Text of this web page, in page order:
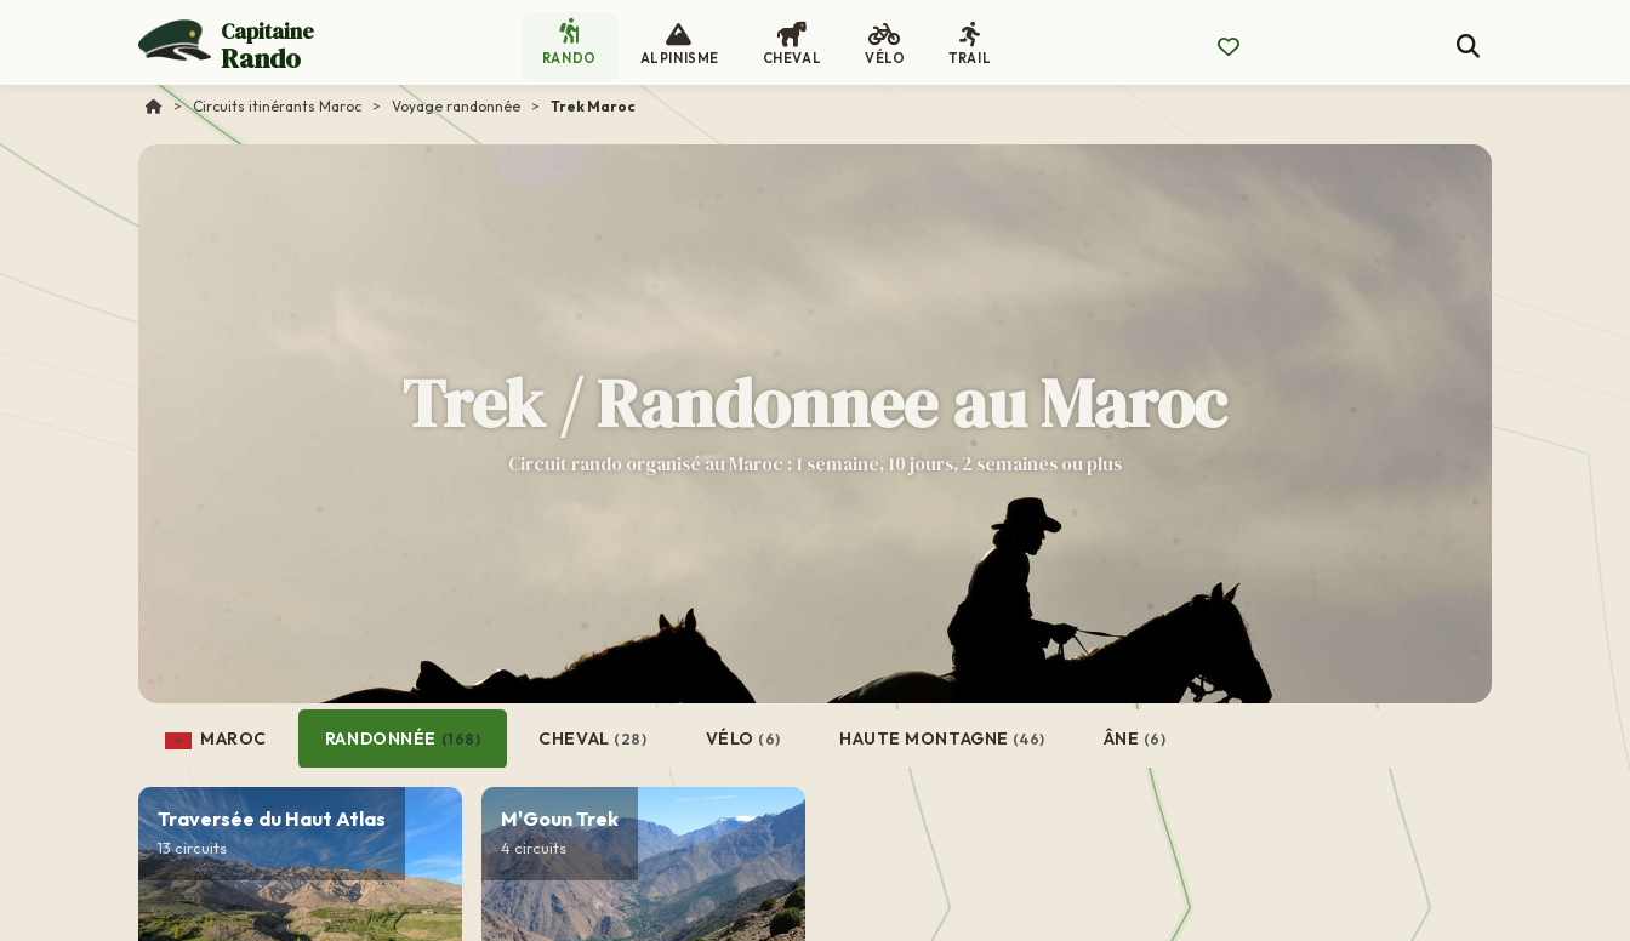
Capitaine
Rando RANDO ALPINISME CHEVAL VÉLO TRAIL
> Circuits itinérants Maroc > Voyage randonnée > Trek Maroc
Trek / Randonnee au Maroc
Circuit rando organisé au Maroc : 1 semaine, 10 jours, 2 semaines ou plus
MAROC RANDONNÉE (168) CHEVAL (28) VÉLO (6) HAUTE MONTAGNE (46) ÂNE (6)
Traversée du Haut Atlas
13 circuits
M'Goun Trek
4 circuits